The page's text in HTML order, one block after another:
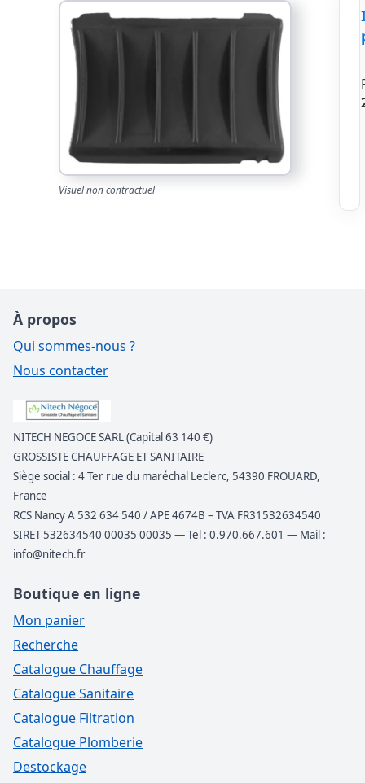
Visuel non contractuel
À propos
Qui sommes-nous ?
Nous contacter
NITECH NEGOCE SARL (Capital 63 140 €)
GROSSISTE CHAUFFAGE ET SANITAIRE
Siège social : 4 Ter rue du maréchal Leclerc, 54390 FROUARD,
France
RCS Nancy A 532 634 540 / APE 4674B – TVA FR31532634540
SIRET 532634540 00035 00035 — Tel : 0.970.667.601 — Mail :
info@nitech.fr
Boutique en ligne
Mon panier
Recherche
Catalogue Chauffage
Catalogue Sanitaire
Catalogue Filtration
Catalogue Plomberie
Destockage